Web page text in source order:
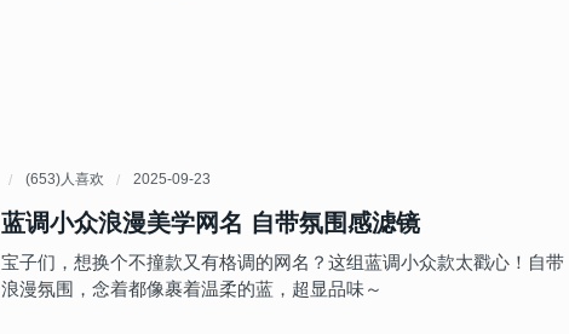
(653)人喜欢 2025-09-23
蓝调小众浪漫美学网名 自带氛围感滤镜
宝子们，想换个不撞款又有格调的网名？这组蓝调小众款太戳心！自带
浪漫氛围，念着都像裹着温柔的蓝，超显品味～